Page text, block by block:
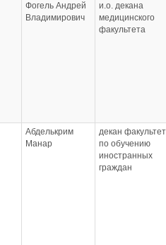
Фогель Андрей
Владимирович
и.о. декана
медицинского
факультета
Абделькрим
Манар
декан
по обучению
иностранных
граждан